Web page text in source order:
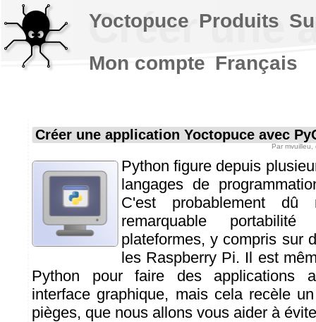
Créer une
Créer une application Yoctopuce avec
Par mvuilleu
Python figure depuis
langages de
C'est probablement dû
remarquable
plateformes, y compris sur
les Raspberry Pi. Il est
Python pour faire des applications
interface graphique, mais cela recèle
pièges, que nous allons vous aider à
Yoctopuce Produits
Mon compte Français